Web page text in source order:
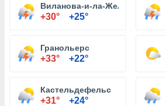
Виланова-и-ла-Желтру
+30° +25°
Гранольерс
+33° +22°
Кастельдефельс
+31° +24°